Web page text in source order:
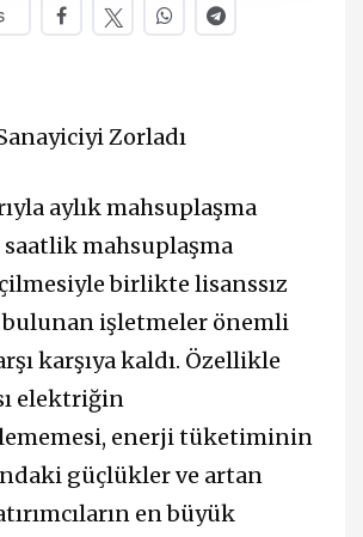
Zorladı
aylık mahsuplaşma
mahsuplaşma
birlikte lisanssız
bulunan işletmeler önemli
karşıya kaldı. Özellikle
elektriğin
enerji tüketiminin
güçlükler ve artan
en büyük